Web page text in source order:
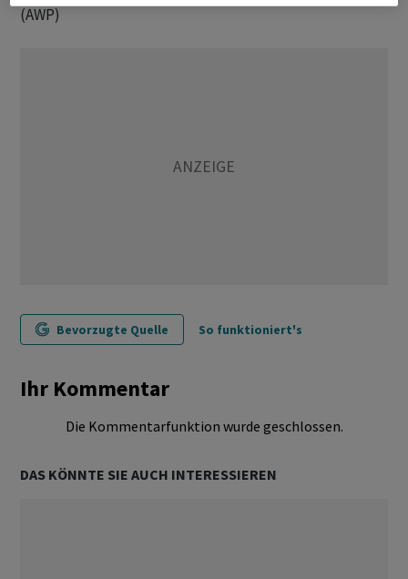
(AWP)
Bevorzugte Quelle So funktioniert's
Ihr Kommentar
Die Kommentarfunktion wurde geschlossen.
DAS KÖNNTE SIE AUCH INTERESSIEREN